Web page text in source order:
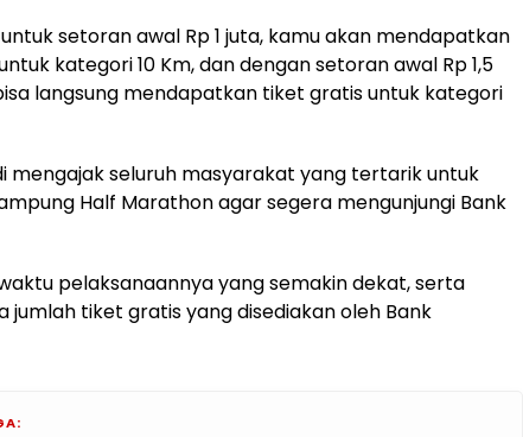
setoran awal Rp 1 juta, kamu akan mendapatkan
kategori 10 Km, dan dengan setoran awal Rp 1,5
langsung mendapatkan tiket gratis untuk kategori
mengajak seluruh masyarakat yang tertarik untuk
Half Marathon agar segera mengunjungi Bank
pelaksanaannya yang semakin dekat, serta
jumlah tiket gratis yang disediakan oleh Bank